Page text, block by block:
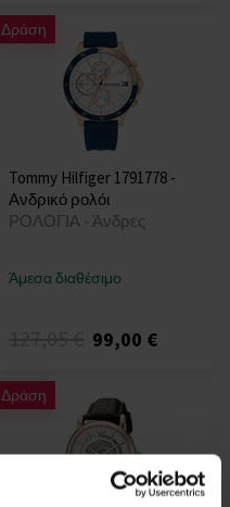
Δράση
Tommy Hilfiger 1791778 -
Ανδρικό ρολόι
ΡΟΛΟΓΙΑ - Άνδρες
Άμεσα διαθέσιμο
99,00 €
Δράση